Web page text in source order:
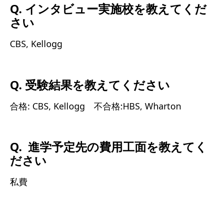
Q. インタビュー実施校を教えてくだ
さい
CBS, Kellogg
Q. 受験結果を教えてください
合格: CBS, Kellogg 不合格:HBS, Wharton
Q. 進学予定先の費用工面を教えてく
ださい
私費